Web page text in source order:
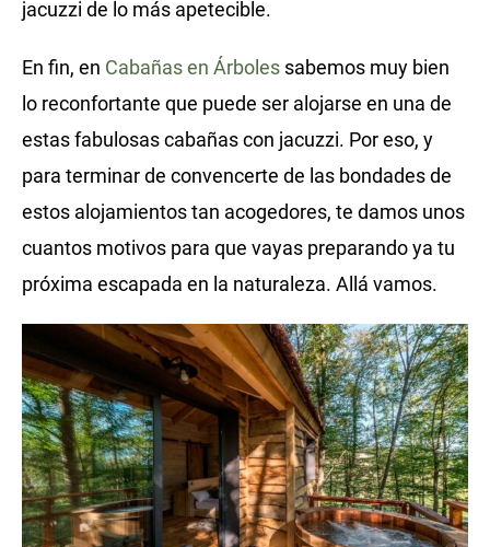
jacuzzi de lo más apetecible.
En fin, en Cabañas en Árboles sabemos muy bien
lo reconfortante que puede ser alojarse en una de
estas fabulosas cabañas con jacuzzi. Por eso, y
para terminar de convencerte de las bondades de
estos alojamientos tan acogedores, te damos unos
cuantos motivos para que vayas preparando ya tu
próxima escapada en la naturaleza. Allá vamos.